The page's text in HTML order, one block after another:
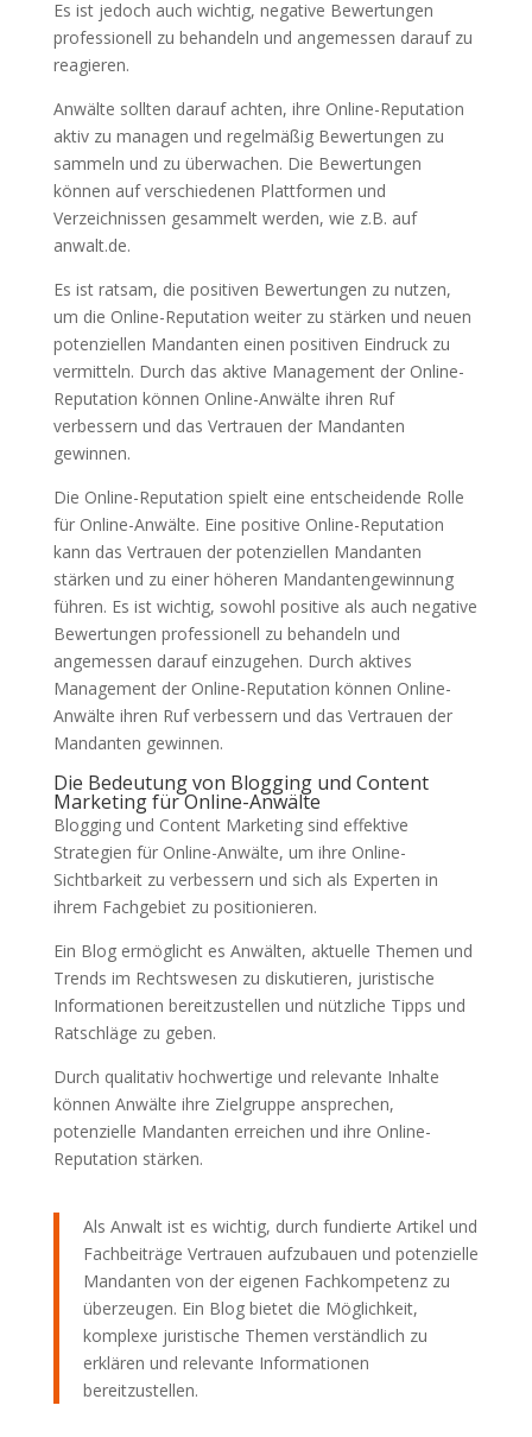
Es ist jedoch auch wichtig, negative Bewertungen
professionell zu behandeln und angemessen darauf zu
reagieren.
Anwälte sollten darauf achten, ihre Online-Reputation
aktiv zu managen und regelmäßig Bewertungen zu
sammeln und zu überwachen. Die Bewertungen
können auf verschiedenen Plattformen und
Verzeichnissen gesammelt werden, wie z.B. auf
anwalt.de.
Es ist ratsam, die positiven Bewertungen zu nutzen,
um die Online-Reputation weiter zu stärken und neuen
potenziellen Mandanten einen positiven Eindruck zu
vermitteln. Durch das aktive Management der Online-
Reputation können Online-Anwälte ihren Ruf
verbessern und das Vertrauen der Mandanten
gewinnen.
Die Online-Reputation spielt eine entscheidende Rolle
für Online-Anwälte. Eine positive Online-Reputation
kann das Vertrauen der potenziellen Mandanten
stärken und zu einer höheren Mandantengewinnung
führen. Es ist wichtig, sowohl positive als auch negative
Bewertungen professionell zu behandeln und
angemessen darauf einzugehen. Durch aktives
Management der Online-Reputation können Online-
Anwälte ihren Ruf verbessern und das Vertrauen der
Mandanten gewinnen.
Die Bedeutung von Blogging und Content
Marketing für Online-Anwälte
Blogging und Content Marketing sind effektive
Strategien für Online-Anwälte, um ihre Online-
Sichtbarkeit zu verbessern und sich als Experten in
ihrem Fachgebiet zu positionieren.
Ein Blog ermöglicht es Anwälten, aktuelle Themen und
Trends im Rechtswesen zu diskutieren, juristische
Informationen bereitzustellen und nützliche Tipps und
Ratschläge zu geben.
Durch qualitativ hochwertige und relevante Inhalte
können Anwälte ihre Zielgruppe ansprechen,
potenzielle Mandanten erreichen und ihre Online-
Reputation stärken.
Als Anwalt ist es wichtig, durch fundierte Artikel und
Fachbeiträge Vertrauen aufzubauen und potenzielle
Mandanten von der eigenen Fachkompetenz zu
überzeugen. Ein Blog bietet die Möglichkeit,
komplexe juristische Themen verständlich zu
erklären und relevante Informationen
bereitzustellen.